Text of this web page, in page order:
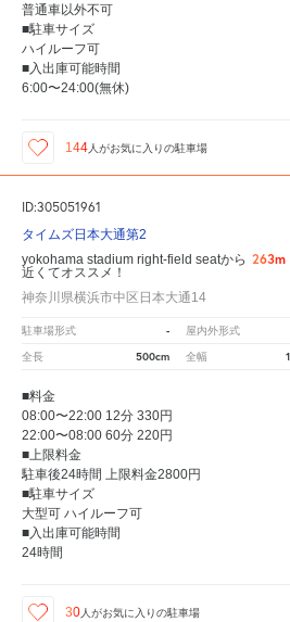
普通車以外不可
■駐車サイズ
ハイルーフ可
■入出庫可能時間
6:00〜24:00(無休)
144人がお気に入りの駐車場
ID:305051961
タイムズ日本大通第2
yokohama stadium right-field seatから 263m
近くてオススメ！
神奈川県横浜市中区日本大通14
駐車場形式 - 屋内外形式
全長 500cm 全幅
■料金
08:00〜22:00 12分 330円
22:00〜08:00 60分 220円
■上限料金
駐車後24時間 上限料金2800円
■駐車サイズ
大型可 ハイルーフ可
■入出庫可能時間
24時間
30人がお気に入りの駐車場